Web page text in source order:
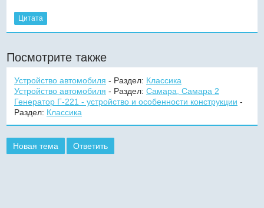
Цитата
Посмотрите также
Устройство автомобиля - Раздел: Классика
Устройство автомобиля - Раздел: Самара, Самара 2
Генератор Г-221 - устройство и особенности конструкции -
Раздел: Классика
Новая тема Ответить